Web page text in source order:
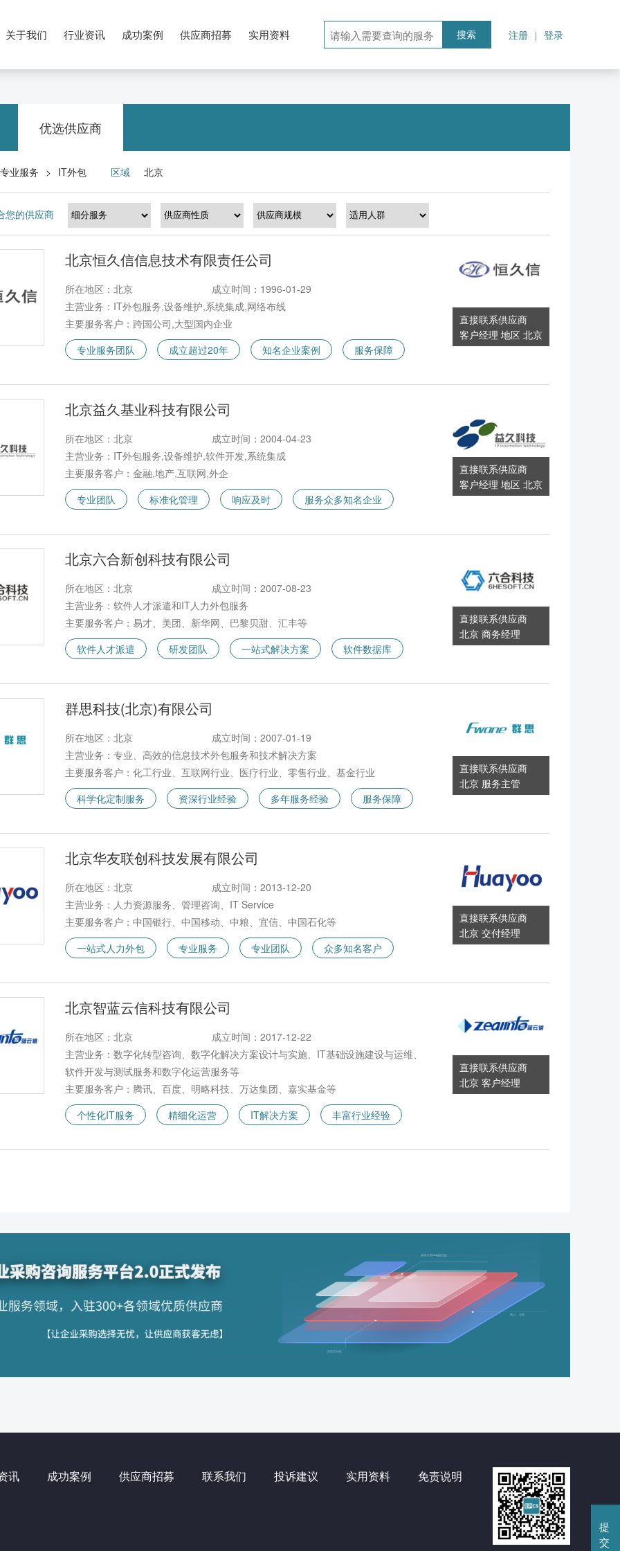
关于我们 行业资讯 成功案例 供应商招募 实用资料 搜索 注册 | 登录
优选供应商
专业服务 > IT外包 区域 北京
您的供应商
北京恒久信信息技术有限责任公司
所在地区：北京
成立时间：1996-01-29
主营业务：IT外包服务,设备维护,系统集成,网络布线
主要服务客户：跨国公司,大型国内企业
专业服务团队
成立超过20年 知名企业案例 服务保障
直接联系供应商
客户经理 地区 北京
北京益久基业科技有限公司
所在地区：北京
成立时间：2004-04-23
主营业务：IT外包服务,设备维护,软件开发,系统集成
主要服务客户：金融,地产,互联网,外企
专业团队
标准化管理 响应及时 服务众多知名企业
直接联系供应商
客户经理 地区 北京
北京六合新创科技有限公司
所在地区：北京
成立时间：2007-08-23
主营业务：软件人才派遣和IT人力外包服务
主要服务客户：易才、美团、新华网、巴黎贝甜、汇丰等
软件人才派遣
研发团队 一站式解决方案 软件数据库
直接联系供应商
北京 商务经理
群思科技(北京)有限公司
所在地区：北京
成立时间：2007-01-19
主营业务：专业、高效的信息技术外包服务和技术解决方案
主要服务客户：化工行业、互联网行业、医疗行业、零售行业、基金行业
科学化定制服务
资深行业经验 多年服务经验 服务保障
直接联系供应商
北京 服务主管
北京华友联创科技发展有限公司
所在地区：北京
成立时间：2013-12-20
主营业务：人力资源服务、管理咨询、IT Service
主要服务客户：中国银行、中国移动、中粮、宜信、中国石化等
一站式人力外包
专业服务 专业团队 众多知名客户
直接联系供应商
北京 交付经理
北京智蓝云信科技有限公司
所在地区：北京
成立时间：2017-12-22
主营业务：数字化转型咨询、数字化解决方案设计与实施、IT基础设施建设与运维、
软件开发与测试服务和数字化运营服务等
主要服务客户：腾讯、百度、明略科技、万达集团、嘉实基金等
个性化IT服务
精细化运营 IT解决方案 丰富行业经验
直接联系供应商
北京 客户经理
提
交
讯 成功案例 供应商招募 联系我们 投诉建议 实用资料 免责说明